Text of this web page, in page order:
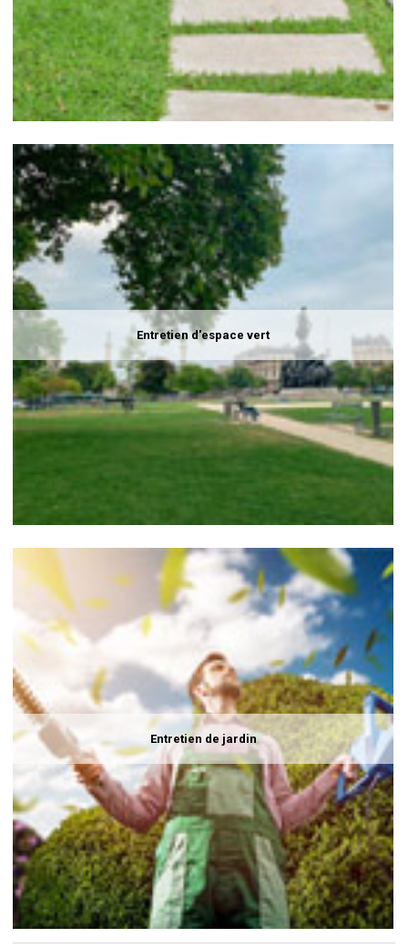
Entretien d'espace vert
Entretien de jardin